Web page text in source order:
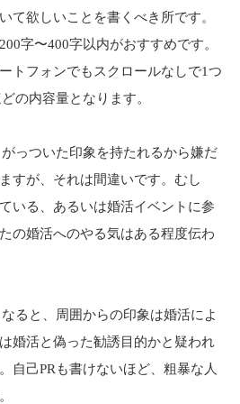
て欲しいことを書くべき所です。
字〜400字以内がおすすめです。
トフォンでもスクロールなしで1つ
の内容量となります。
っついた印象を持たれるから嫌だ
すが、それは間違いです。むし
いる、あるいは婚活イベントに参
の婚活へのやる気はある程度伝わ
ると、周囲からの印象は婚活によ
婚活と偽った勧誘目的かと疑われ
自己PRも書けないほど、粗暴な人